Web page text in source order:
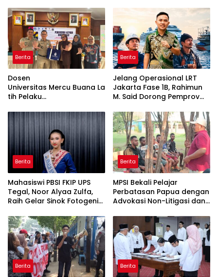
Berita
Dosen
Universitas Mercu Buana La
tih Pelaku
Lewat Kemasan
Berita
Jelang Operasional LRT
Jakarta Fase 1B, Rahimun
M. Said Dorong Pemprov
Economic Corridor
Initiative
Berita
Mahasiswi PBSI FKIP UPS
Tegal, Noor Alyaa Zulfa,
Raih Gelar Sinok Fotogenik
Berita
MPSI Bekali Pelajar
Perbatasan Papua dengan
Advokasi Non-Litigasi dan
Berita Berita